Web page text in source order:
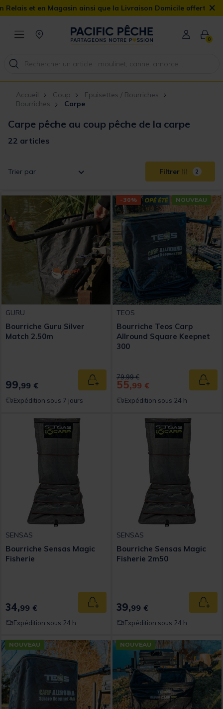
ainsi que la Livraison Domicile offerte dès 90€ ×
0
Accueil Coup
Epuisettes / Bourriches
Bourriches
Carpe
Carpe pêche au coup pêche de la carpe
22 articles
Trier par Filtrer 2
GURU
Bourriche Guru Silver
Match 2.50m
99,99 € Ajouter au panier
Expédition sous 7 jours
-30% NOUVEAU
TEOS
Bourriche Teos Carp
Allround Square Keepnet
300
Price reduced from
79,99 €to
55,99 €
Expédition sous 24 h
SENSAS
Bourriche Sensas Magic
Fisherie
34,99 € Ajouter au panier
Expédition sous 24 h
SENSAS
Bourriche Sensas Magic
Fisherie 2m50
39,99 €
Expédition sous 24 h
NOUVEAU NOUVEAU